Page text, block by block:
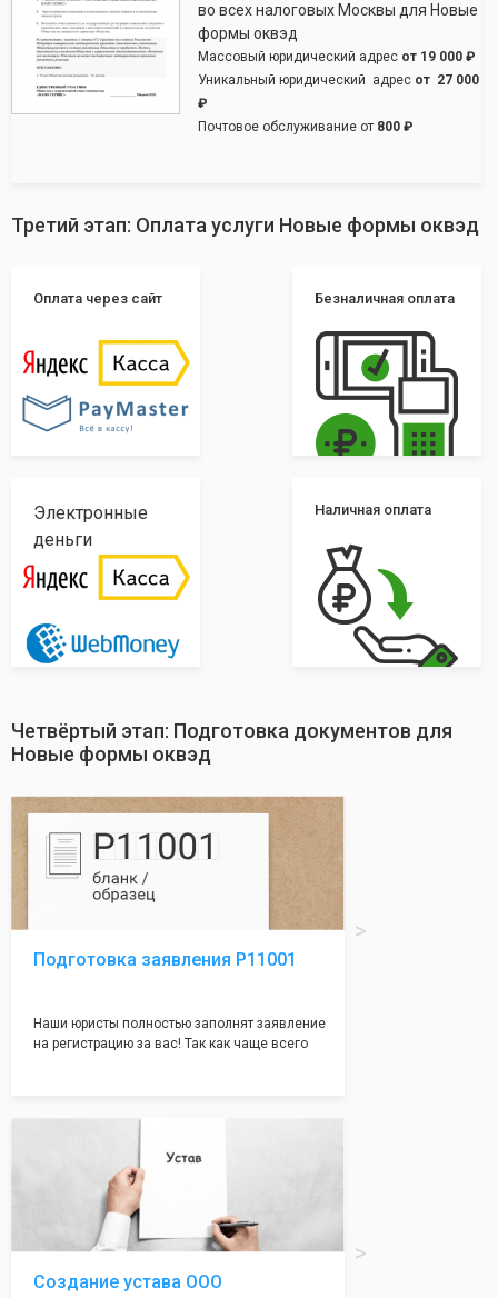
во всех налоговых Москвы для Новые
формы оквэд
Массовый юридический адрес от 19 000 ₽
Уникальный юридический адрес от 27 000
₽
Почтовое обслуживание от 800 ₽
Третий этап: Оплата услуги Новые формы оквэд
Оплата через сайт Безналичная оплата
Электронные
деньги
Наличная оплата
Четвёртый этап: Подготовка документов для
Новые формы оквэд
Подготовка заявления Р11001
Наши юристы полностью заполнят заявление
на регистрацию за вас! Так как чаще всего
большая часть отказов - наши юристы с
оформление самого сложного документа на
себя! Многолетний опыт работы наших
юристов позволяет оформлять заявление без
ошибок, тем самым гарантируя вам
успешную регистрацию в налоговой
Создание устава ООО